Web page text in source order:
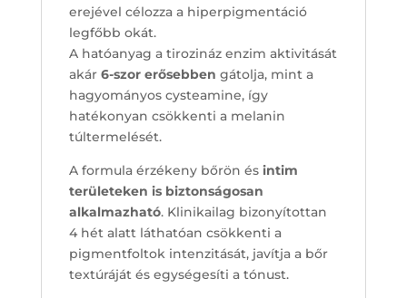
erejével célozza a hiperpigmentáció
legfőbb okát.
A hatóanyag a tirozináz enzim aktivitását
akár 6-szor erősebben gátolja, mint a
hagyományos cysteamine, így
hatékonyan csökkenti a melanin
túltermelését.
A formula érzékeny bőrön és intim
területeken is biztonságosan
alkalmazható. Klinikailag bizonyítottan
4 hét alatt láthatóan csökkenti a
pigmentfoltok intenzitását, javítja a bőr
textúráját és egységesíti a tónust.